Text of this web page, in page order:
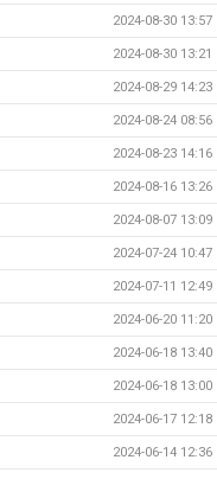
2024-08-30 13:57
2024-08-30 13:21
2024-08-29 14:23
2024-08-24 08:56
2024-08-23 14:16
2024-08-16 13:26
2024-08-07 13:09
2024-07-24 10:47
2024-07-11 12:49
2024-06-20 11:20
2024-06-18 13:40
2024-06-18 13:00
2024-06-17 12:18
2024-06-14 12:36